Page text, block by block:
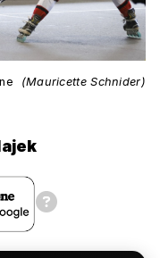
(Mauricette Schnider)